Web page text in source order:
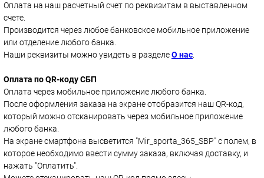
Оплата на наш расчетный счет по реквизитам в выставленном
счете.
Производится через любое банковское мобильное приложение
или отделение любого банка.
Наши реквизиты можно увидеть в разделеО нас
Оплата по QR-коду СБП
Оплата через мобильное приложение любого банка.
После оформления заказа на экране отобразится наш QR-код,
который можно отсканировать через мобильное приложение
любого банка.
На экране смартфона высветится "Mir_sporta_365_SBP" с полем, в
которое необходимо ввести сумму заказа, включая доставку, и
нажать "Оплатить".